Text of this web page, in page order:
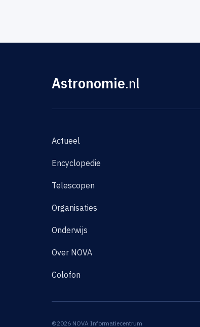
Astronomie.nl
Actueel
Encyclopedie
Telescopen
Organisaties
Onderwijs
Over NOVA
Colofon
©2026 NOVA Informatiecentrum